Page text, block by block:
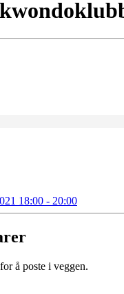
18:00 - 20:00
å poste i veggen.